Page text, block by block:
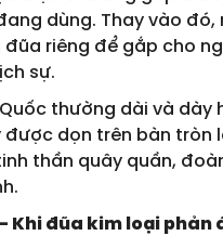
dùng. Thay vào đó,
đũa riêng để gắp cho
sự.
thường dài và dày
được dọn trên bàn tròn
thần quây quần,
Khi đũa kim loại phản